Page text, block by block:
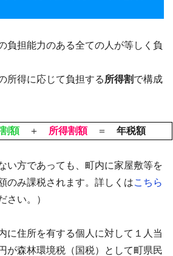
負担能力のある全ての人が等しく負
所得に応じて負担する 所得割で構成
額＋ 所得割額＝ 年税額
い方であっても、町内に家屋敷等を
のみ課税されます。詳しくはこちら
さい。）
に住所を有する個人に対して１人当
が森林環境税（国税）として町県民